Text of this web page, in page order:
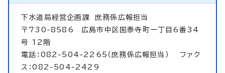
下水道局経営企画課 庶務係広報担当
〒730-8586 広島市中区国泰寺町一丁目6番34
号 12階
電話：082-504-2265（庶務係広報担当） ファク
ス：082-504-2429